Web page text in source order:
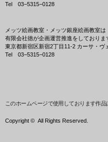
Tel 03−5315−0128
メッツ絵画教室・メッツ銀座絵画教室は
有限会社徳が企画運営推進をしておりま
東京都新宿区新宿2丁目11-2 カーサ・ヴ
Tel 03−5315−0128
このホームページで使用しております作品
Copyright © All Rights Reserved.